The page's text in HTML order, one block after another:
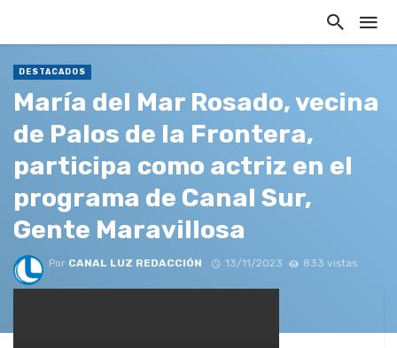
DESTACADOS
María del Mar Rosado, vecina
de Palos de la Frontera,
participa como actriz en el
programa de Canal Sur,
Gente Maravillosa
Por CANAL LUZ REDACCIÓN 13/11/2023 833 vistas